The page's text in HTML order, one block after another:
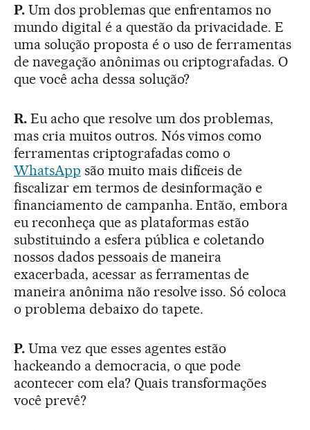
P.Um dos problemas que enfrentamos no
mundo digital é a questão da privacidade. E
uma solução proposta é o uso de ferramentas
de navegação anônimas ou criptografadas. O
que você acha dessa solução?
R.Eu acho que resolve um dos problemas,
mas cria muitos outros. Nós vimos como
ferramentas criptografadas como o
WhatsApp são muito mais difíceis de
fiscalizar em termos de desinformação e
financiamento de campanha. Então, embora
eu reconheça que as plataformas estão
substituindo a esfera pública e coletando
nossos dados pessoais de maneira
exacerbada, acessar as ferramentas de
maneira anônima não resolve isso. Só coloca
o problema debaixo do tapete.
P.Uma vez que esses agentes estão
hackeando a democracia, o que pode
acontecer com ela? Quais transformações
você prevê?